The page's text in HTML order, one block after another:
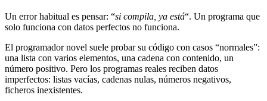
Un error habitual es pensar: “si compila, ya está“. Un programa que
solo funciona con datos perfectos no funciona.
El programador novel suele probar su código con casos “normales”:
una lista con varios elementos, una cadena con contenido, un
número positivo. Pero los programas reales reciben datos
imperfectos: listas vacías, cadenas nulas, números negativos,
ficheros inexistentes.